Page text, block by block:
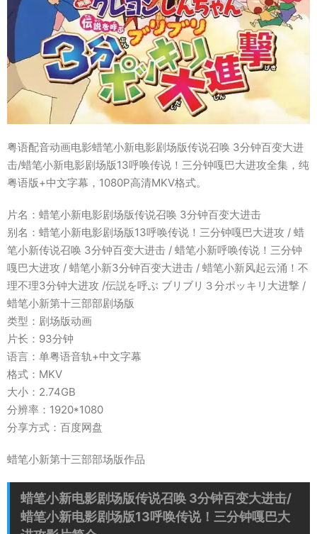
粤语配音动画电影蜡笔小新电影剧场版传说召唤 3分钟百变大进
击/蜡笔小新电影剧场版13呼唤传说！三分钟嘎巴大进攻全集，纯
粤语版+中文字幕，1080P高清MKV格式。
片名：蜡笔小新电影剧场版传说召唤 3分钟百变大进击
别名：蜡笔小新电影剧场版13呼唤传说！三分钟嘎巴大进攻 / 蜡
笔小新传说召唤 3分钟百变大进击 / 蜡笔小新呼唤传说！三分钟
嘎巴大进攻 / 蜡笔小新3分钟百变大进击 / 蜡笔小新风起云涌！不
理不理3分钟大进攻 /伝説を呼ぶ ブリブリ３分ポッキリ大进撃 /
蜡笔小新第十三部部剧场版
类型：剧场版动画
片长：93分钟
语言：单粤语音轨+中文字幕
格式：MKV
大小：2.74GB
分辨率：1920*1080
分享方式：百度网盘
蜡笔小新第十三部部场版作品
蜡笔小新电影剧场版传说召唤 3分钟百变大进击/
蜡笔小新电影剧场版13呼唤传说！三分钟嘎巴大